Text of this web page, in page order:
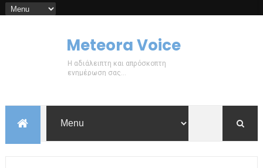
Meteora Voice
Η αδιάλειπτη και απρόσκοπτη
ενημέρωση σας...